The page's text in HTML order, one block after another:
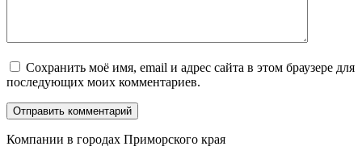
Сохранить моё имя, email и адрес сайта в этом браузере для
последующих моих комментариев.
Компании в городах Приморского края